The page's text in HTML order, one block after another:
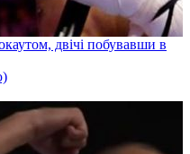
двічі побувавши в